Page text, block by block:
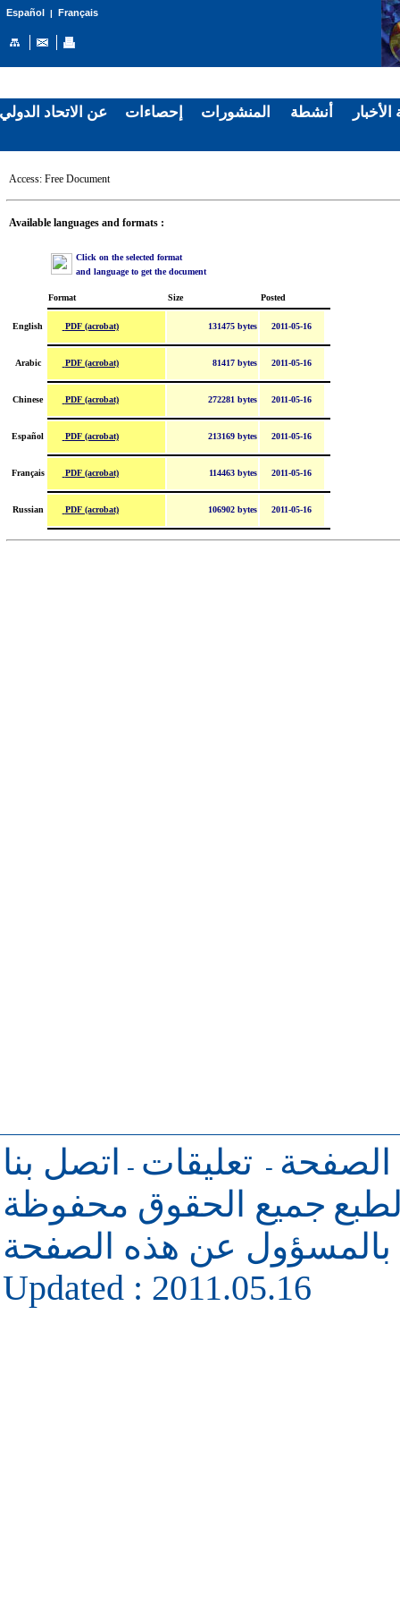
Español | Français
Access: Free Document
Available languages and formats :
Click on the selected format
and language to get the document
Format Size Posted
English PDF (acrobat) 131475 bytes 2011-05-16
Arabic PDF (acrobat) 81417 bytes 2011-05-16
Chinese PDF (acrobat) 272281 bytes 2011-05-16
Español PDF (acrobat) 213169 bytes 2011-05-16
Français PDF (acrobat) 114463 bytes 2011-05-16
Russian PDF (acrobat) 106902 bytes 2011-05-16
الصفحة - تعليقات -
اتصل بنا
جميع الحقوق محفوظة
بالمسؤول عن هذه الصفحة
Updated : 2011.05.16
عن الاتحاد إحصاءات المنشورات أنشطة